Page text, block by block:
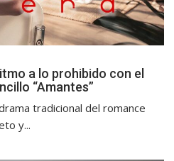
a lo prohibido con el
“Amantes”
tradicional del romance
y...